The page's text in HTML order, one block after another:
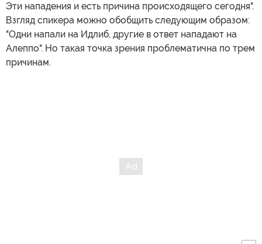
Эти нападения и есть причина происходящего сегодня".
Взгляд спикера можно обобщить следующим образом:
"Одни напали на Идлиб, другие в ответ нападают на
Алеппо". Но такая точка зрения проблематична по трем
причинам.